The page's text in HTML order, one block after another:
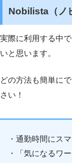
Nobilista（ノ
実際に利用する中
いと思います。
どの方法も簡単に
さい！
・通勤時間にス
・「気になるワ